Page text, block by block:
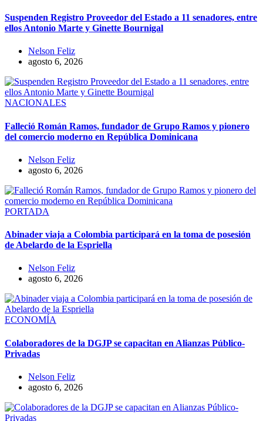
Suspenden Registro Proveedor del Estado a 11 senadores, entre
ellos Antonio Marte y Ginette Bournigal
Nelson Feliz
agosto 6, 2026
NACIONALES
Falleció Román Ramos, fundador de Grupo Ramos y pionero
del comercio moderno en República Dominicana
Nelson Feliz
agosto 6, 2026
PORTADA
Abinader viaja a Colombia participará en la toma de posesión
de Abelardo de la Espriella
Nelson Feliz
agosto 6, 2026
ECONOMÍA
Colaboradores de la DGJP se capacitan en Alianzas Público-
Privadas
Nelson Feliz
agosto 6, 2026